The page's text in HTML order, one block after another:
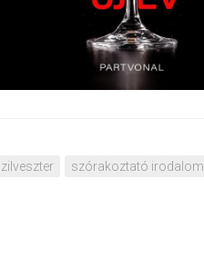
szórakoztató irodalom